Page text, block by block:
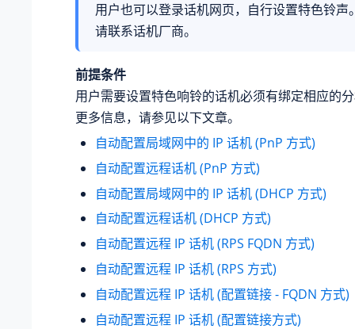
用户也可以登录话机网页，自行设置特色铃声
请联系话机厂商。
前提条件
用户需要设置特色响铃的话机必须有绑定相应的
更多信息，请参见以下文章。
自动配置局域网中的 IP 话机 (PnP 方式)
自动配置远程话机 (PnP 方式)
自动配置局域网中的 IP 话机 (DHCP 方式)
自动配置远程话机 (DHCP 方式)
自动配置远程 IP 话机 (RPS FQDN 方式)
自动配置远程 IP 话机 (RPS 方式)
自动配置远程 IP 话机 (配置链接 - FQDN 方式)
自动配置远程 IP 话机 (配置链接方式)